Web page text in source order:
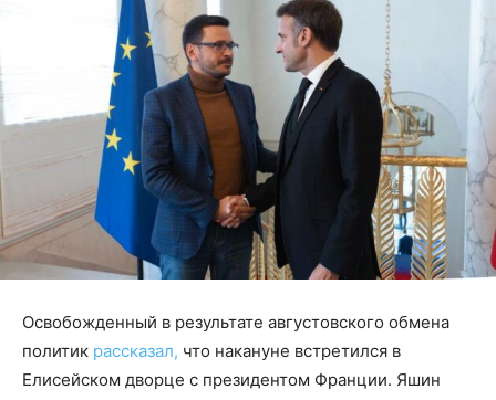
Освобожденный в результате августовского обмена
политик рассказал, что накануне встретился в
Елисейском дворце с президентом Франции. Яшин